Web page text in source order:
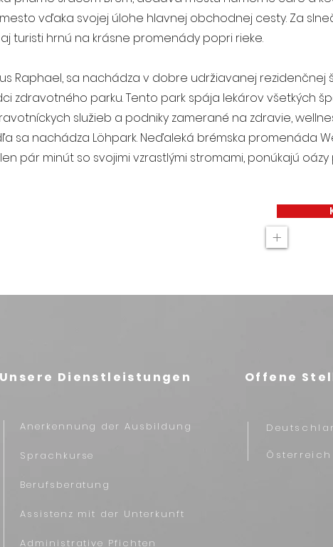
vďaka svojej úlohe hlavnej obchodnej cesty. Za
turisti hrnú na krásne promenády popri rieke.
Raphael, sa nachádza v dobre udržiavanej rezidenčnej
zdravotného parku. Tento park spája lekárov všetkých
služieb a podniky zamerané na zdravie,
sa nachádza Löhpark. Neďaleká brémska promenáda
pár minút so svojimi vzrastlými stromami, ponúkajú oázy
+
Unsere Dienstleistungen
Anerkennung der Ausbildung
Sprachkurse
Berufsberatung
Assistenz mit der Unterkunft
Administrative Pfichten
Offene
Österreich